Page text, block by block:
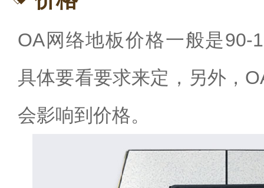
OA网络地板价格一般是90-
具体要看要求来定，另外，
会影响到价格。